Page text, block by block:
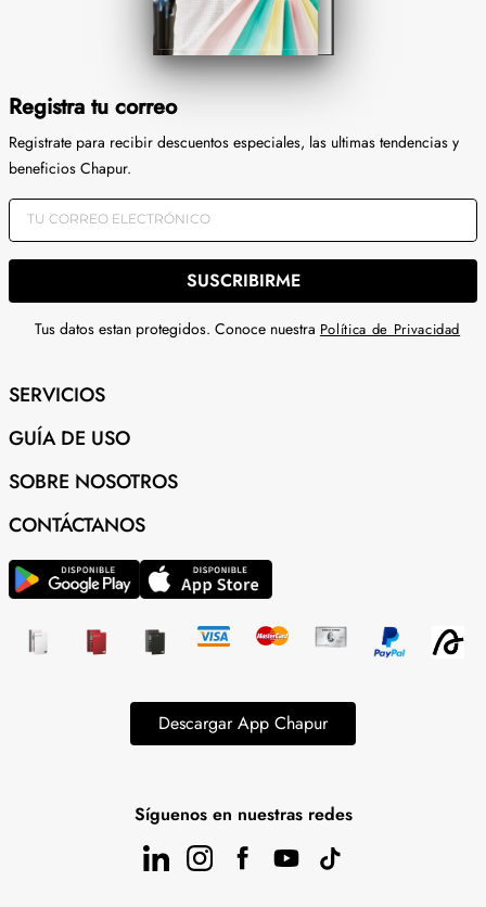
Registra tu correo
Registrate para recibir descuentos especiales, las ultimas tendencias y
beneficios Chapur.
SUSCRIBIRME
Tus datos estan protegidos. Conoce nuestra Política de Privacidad
SERVICIOS
GUÍA DE USO
SOBRE NOSOTROS
CONTÁCTANOS
Descargar App Chapur
Síguenos en nuestras redes